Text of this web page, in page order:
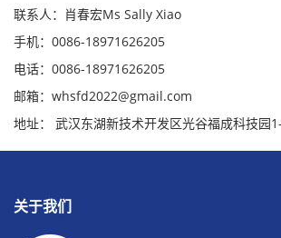
联系人：肖春宏Ms Sally Xiao
手机：0086-18971626205
电话：0086-18971626205
邮箱：whsfd2022@gmail.com
地址： 武汉东湖新技术开发区光谷福成科技园
关于我们